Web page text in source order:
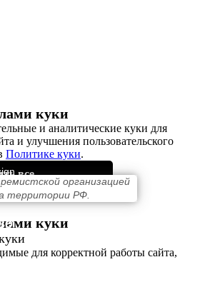
куки
и аналитические куки для
и улучшения пользовательского
Политике куки.
все
куки
для корректной работы сайта,
организацией
территории РФ.
32